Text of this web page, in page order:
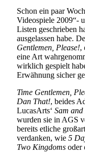
Schon ein paar
Videospiele 2009“-
Listen geschrieben
ausgelassen habe.
Gentlemen, Please!,
eine Art
wirklich gespielt
Erwähnung sicher
Time Gentlemen,
Dan That!, beides
LucasArts‘ Sam
wurden sie in AGS
bereits etliche
verdanken, wie 5
Two Kingdoms oder